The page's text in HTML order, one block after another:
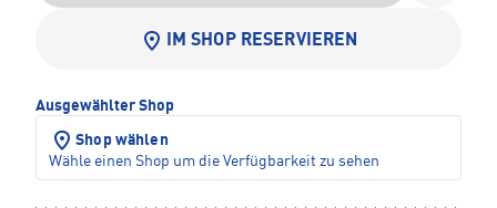
IM SHOP RESERVIEREN
Ausgewählter Shop
Shop wählen
Wähle einen Shop um die Verfügbarkeit zu sehen